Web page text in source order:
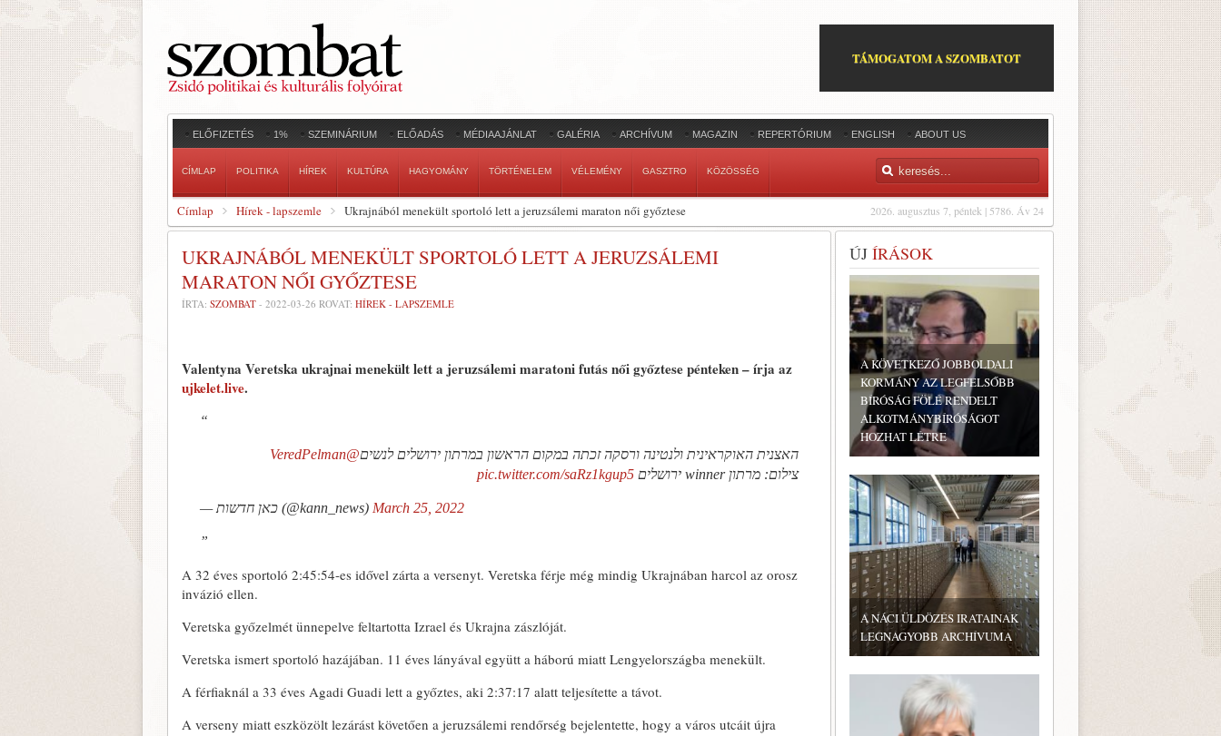
TÁMOGATOM A SZOMBATOT
ELŐFIZETÉS 1% SZEMINÁRIUM ELŐADÁS MÉDIAAJÁNLAT GALÉRIA ARCHÍVUM MAGAZIN REPERTÓRIUM ENGLISH ABOUT US
CÍMLAP POLITIKA HÍREK KULTÚRA HAGYOMÁNY TÖRTÉNELEM VÉLEMÉNY GASZTRO KÖZÖSSÉG
2026. augusztus 7, péntek | 5786. Áv 24
Címlap Hírek - lapszemle Ukrajnából menekült sportoló lett a jeruzsálemi maraton női győztese
UKRAJNÁBÓL MENEKÜLT SPORTOLÓ LETT A JERUZSÁLEMI
MARATON NŐI GYŐZTESE
ÍRTA: SZOMBAT - 2022-03-26 ROVAT: HÍREK - LAPSZEMLE
Valentyna Veretska ukrajnai menekült lett a jeruzsálemi maratoni futás női győztese pénteken – írja az
ujkelet.live.
האצנית האוקראינית ולנטינה ורסקה זכתה במקום הראשון במרתון ירושלים לנשים@VeredPelman
צילום: מרתון winner ירושלים
pic.twitter.com/saRz1kgup5
— כאן חדשות (@kann_news) March 25, 2022
A 32 éves sportoló 2:45:54-es idővel zárta a versenyt. Veretska férje még mindig Ukrajnában harcol az orosz
invázió ellen.
Veretska győzelmét ünnepelve feltartotta Izrael és Ukrajna zászlóját.
Veretska ismert sportoló hazájában. 11 éves lányával együtt a háború miatt Lengyelországba menekült.
A férfiaknál a 33 éves Agadi Guadi lett a győztes, aki 2:37:17 alatt teljesítette a távot.
A verseny miatt eszközölt lezárást követően a jeruzsálemi rendőrség bejelentette, hogy a város utcáit újra
ÚJ ÍRÁSOK
A KÖVETKEZŐ JOBBOLDALI
KORMÁNY AZ LEGFELSŐBB
BÍRÓSÁG FÖLÉ RENDELT
ALKOTMÁNYBÍRÓSÁGOT
HOZHAT LÉTRE
A NÁCI ÜLDÖZÉS IRATAINAK
LEGNAGYOBB ARCHÍVUMA